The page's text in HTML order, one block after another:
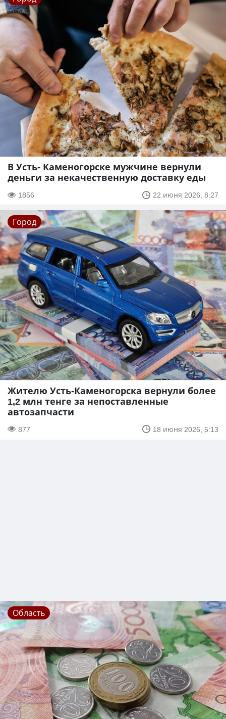
В Усть- Каменогорске мужчине вернули
деньги за некачественную доставку еды
1856 22 июня 2026, 8:27
Город
Жителю Усть-Каменогорска вернули более
1,2 млн тенге за непоставленные
автозапчасти
877 18 июня 2026, 5:13
Область